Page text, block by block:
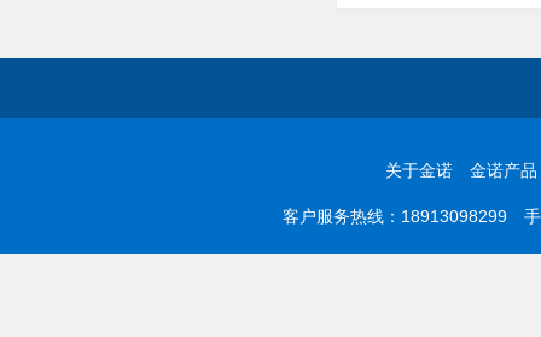
关于金诺 金诺产品
客户服务热线：18913098299